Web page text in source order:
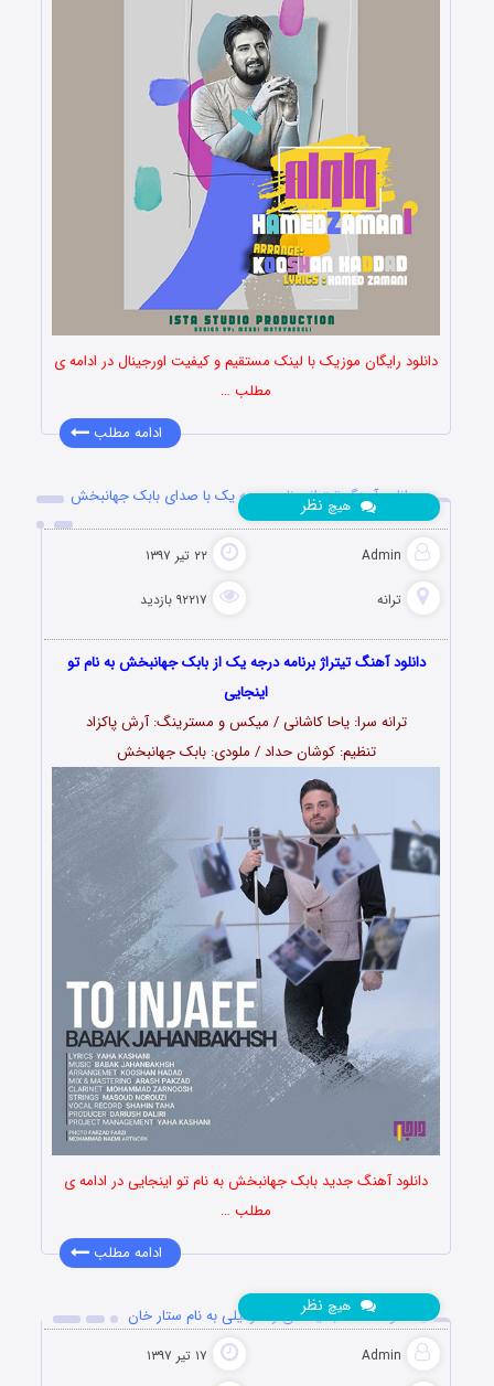
دانلود رایگان موزیک با لینک مستقیم و کیفیت اورجینال در ادامه ی
مطلب …
ادامه مطلب
دانلود آهنگ تیتراژ برنامه درجه یک با صدای بابک جهانبخش
Admin ۲۲ تیر ۱۳۹۷
ترانه ۹۲۲۱۷ بازدید
هیچ نظر
دانلود آهنگ تیتراژ برنامه درجه یک از بابک جهانبخش به نام تو
اینجایی
ترانه سرا: یاحا کاشانی / میکس و مسترینگ: آرش پاکزاد
تنظیم: کوشان حداد / ملودی: بابک جهانبخش
دانلود آهنگ جدید بابک جهانبخش به نام تو اینجایی در ادامه ی
مطلب …
ادامه مطلب
دانلود آهنگ جدید علی زند وکیلی به نام ستار خان
Admin ۱۷ تیر ۱۳۹۷
هیچ نظر